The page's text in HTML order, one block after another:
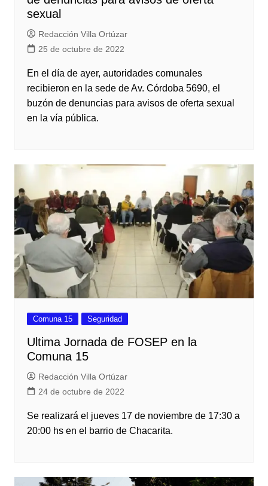
sexual
Redacción Villa Ortúzar
25 de octubre de 2022
En el día de ayer, autoridades comunales
recibieron en la sede de Av. Córdoba 5690, el
buzón de denuncias para avisos de oferta sexual
en la vía pública.
Comuna 15 Seguridad
Ultima Jornada de FOSEP en la
Comuna 15
Redacción Villa Ortúzar
24 de octubre de 2022
Se realizará el jueves 17 de noviembre de 17:30 a
20:00 hs en el barrio de Chacarita.